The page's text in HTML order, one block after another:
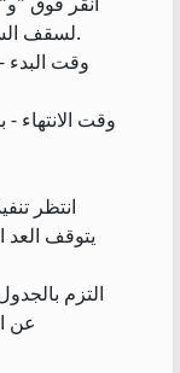
لسقف السعر ، سيظهر حقل جديد "أعلى / أدنى من" لضمان أن سعر الأمر لن يكون أعلى (أقل) من القيمة الأعلى / الأدنى للشروط أ ، ب ، ج.
يتوقف العد
عن